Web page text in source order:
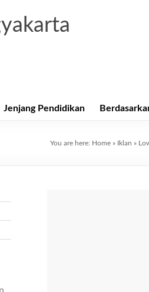
Jenjang Pendidikan
You are here: Home » Iklan »